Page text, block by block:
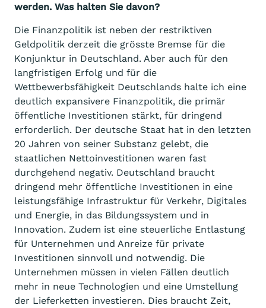
werden. Was halten Sie davon?
Die Finanzpolitik ist neben der restriktiven
Geldpolitik derzeit die grösste Bremse für die
Konjunktur in Deutschland. Aber auch für den
langfristigen Erfolg und für die
Wettbewerbsfähigkeit Deutschlands halte ich eine
deutlich expansivere Finanzpolitik, die primär
öffentliche Investitionen stärkt, für dringend
erforderlich. Der deutsche Staat hat in den letzten
20 Jahren von seiner Substanz gelebt, die
staatlichen Nettoinvestitionen waren fast
durchgehend negativ. Deutschland braucht
dringend mehr öffentliche Investitionen in eine
leistungsfähige Infrastruktur für Verkehr, Digitales
und Energie, in das Bildungssystem und in
Innovation. Zudem ist eine steuerliche Entlastung
für Unternehmen und Anreize für private
Investitionen sinnvoll und notwendig. Die
Unternehmen müssen in vielen Fällen deutlich
mehr in neue Technologien und eine Umstellung
der Lieferketten investieren. Dies braucht Zeit,